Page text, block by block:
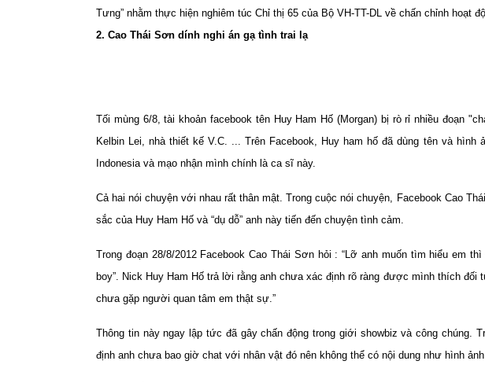
Tưng” nhằm thực hiện nghiêm túc Chỉ thị 65 của Bộ VH-TT-DL về chấn chỉnh hoạt
2. Cao Thái Sơn dính nghi án gạ tình trai lạ
Tối mùng 6/8, tài khoản facebook tên Huy Ham Hố (Morgan) bị rò rỉ nhiều đoạn
Kelbin Lei, nhà thiết kế V.C. ... Trên Facebook, Huy ham hố đã dùng tên và
Indonesia và mạo nhận mình chính là ca sĩ này.
Cả hai nói chuyện với nhau rất thân mật. Trong cuộc nói chuyện, Facebook Cao
sắc của Huy Ham Hố và “dụ dỗ” anh này tiến đến chuyện tình cảm.
Trong đoạn 28/8/2012 Facebook Cao Thái Sơn hỏi : “Lỡ anh muốn tìm hiểu em
boy”. Nick Huy Ham Hố trả lời rằng anh chưa xác định rõ ràng được mình thích đối
chưa gặp người quan tâm em thật sự.”
Thông tin này ngay lập tức đã gây chấn động trong giới showbiz và công chúng.
định anh chưa bao giờ chat với nhân vật đó nên không thể có nội dung như hình